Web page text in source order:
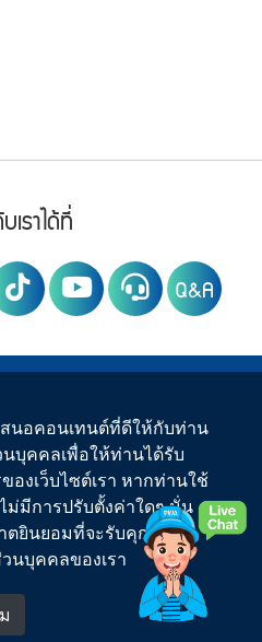
ราได้ที่
Q&A
นอคอนเทนต์ที่ดีให้กับท่าน
บุคคลเพื่อให้ท่านได้รับ
งเว็บไซต์เรา หากท่านใช้
ม่มีการปรับตั้งค่าใดๆ นั่น
ตยินยอมที่จะรับคุกกี้บน
นบุคคลของเรา